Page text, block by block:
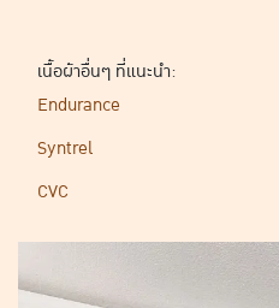
เนื้อผ้าอื่นๆ ที่แนะนำ:
Endurance
Syntrel
CVC